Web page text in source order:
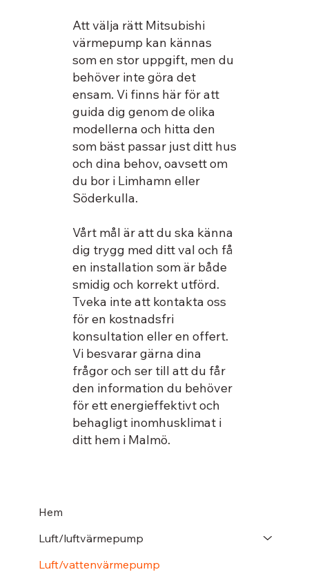
Att välja rätt Mitsubishi
värmepump kan kännas
som en stor uppgift, men du
behöver inte göra det
ensam. Vi finns här för att
guida dig genom de olika
modellerna och hitta den
som bäst passar just ditt hus
och dina behov, oavsett om
du bor i Limhamn eller
Söderkulla.
Vårt mål är att du ska känna
dig trygg med ditt val och få
en installation som är både
smidig och korrekt utförd.
Tveka inte att kontakta oss
för en kostnadsfri
konsultation eller en offert.
Vi besvarar gärna dina
frågor och ser till att du får
den information du behöver
för ett energieffektivt och
behagligt inomhusklimat i
ditt hem i Malmö.
Hem
Luft/luftvärmepump
Luft/vattenvärmepump